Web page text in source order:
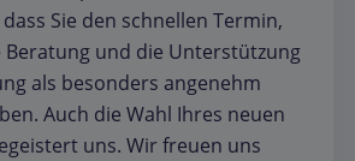
Sie den schnellen Termin,
und die Unterstützung
als besonders angenehm
Auch die Wahl Ihres neuen
uns. Wir freuen uns